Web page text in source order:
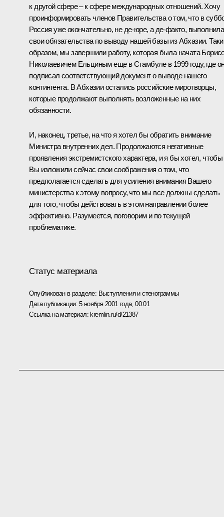
к другой сфере – к сфере международных отношений. Хочу
проинформировать членов Правительства о том, что в
Россия уже окончательно, не де-юре, а де-факто, выполнила
свои обязательства по выводу нашей базы из Абхазии.
образом, мы завершили работу, которая была начата
Николаевичем Ельциным еще в Стамбуле в 1999 году, где
подписал соответствующий документ о выводе нашего
контингента. В Абхазии остались российские миротворцы,
которые продолжают выполнять возложенные на них
обязанности.
И, наконец, третье, на что я хотел бы обратить внимание
Министра внутренних дел. Продолжаются негативные
проявления экстремистского характера, и я бы хотел, чтобы
Вы изложили сейчас свои соображения о том, что
предполагается сделать для усиления внимания Вашего
министерства к этому вопросу, что мы все должны сделать
для того, чтобы действовать в этом направлении более
эффективно. Разумеется, поговорим и по текущей
проблематике.
Статус материала
Опубликован в разделе: Выступления и стенограммы
Дата публикации:5 ноября 2001 года, 00:01
Ссылка на материал:kremlin.ru/d/21387